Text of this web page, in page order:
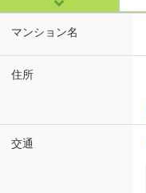
マンション名
住所
交通